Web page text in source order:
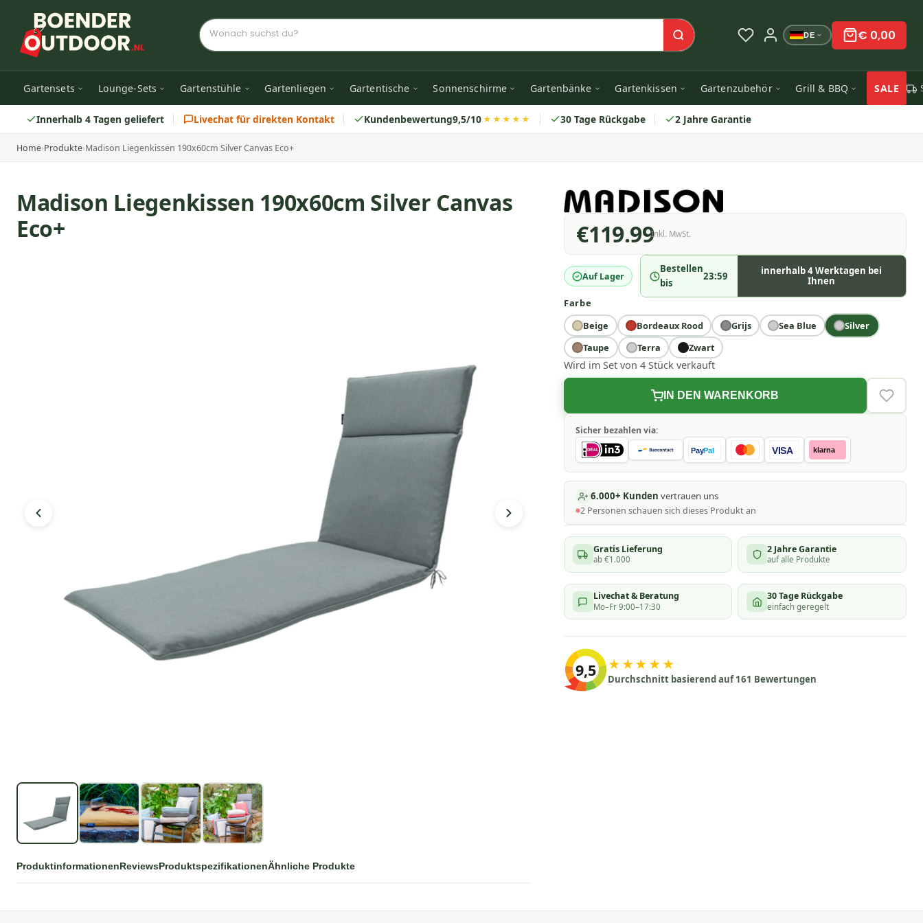
DE € 0,00
Gartensets Lounge-Sets Gartenstühle Gartenliegen Gartentische Sonnenschirme Gartenbänke Gartenkissen Gartenzubehör Grill & BBQ SALE
Innerhalb 4 Tagen geliefert Livechat für direkten Kontakt Kundenbewertung9,5/10★★★★★ 30 Tage Rückgabe 2 Jahre Garantie
Home›Produkte›Madison Liegenkissen 190x60cm Silver Canvas Eco+
Madison Liegenkissen 190x60cm Silver Canvas
Eco+
ProduktinformationenReviewsProduktspezifikationenÄhnliche Produkte
€119.99Inkl. MwSt.
Auf Lager
Bestellen
bis
23:59
innerhalb 4 Werktagen bei
Ihnen
Farbe
Beige
Bordeaux Rood Grijs Sea Blue
Silver
Taupe
Terra Zwart
Wird im Set von 4 Stück verkauft
IN DEN WARENKORB
Sicher bezahlen via:
PayPal VISA klarna
6.000+ Kunden vertrauen uns
2 Personen schauen sich dieses Produkt an
Gratis Lieferung
ab €1.000
2 Jahre Garantie
auf alle Produkte
Livechat & Beratung
Mo–Fr 9:00–17:30
30 Tage Rückgabe
einfach geregelt
9,5 ★★★★★
Durchschnitt basierend auf 161 Bewertungen